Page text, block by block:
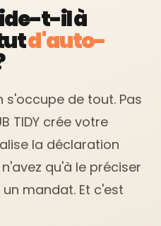
t-il à
d'auto-
s'occupe de tout. Pas
TIDY crée votre
la déclaration
qu'à le préciser
mandat. Et c'est